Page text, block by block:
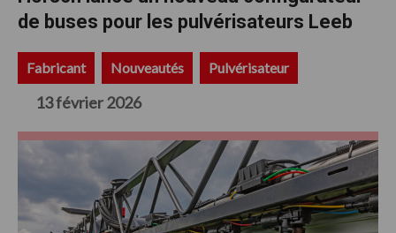
de buses pour les pulvérisateurs Leeb
Fabricant Nouveautés Pulvérisateur
13 février 2026